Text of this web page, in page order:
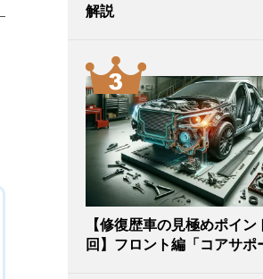
解説
【修復歴車の見極めポイン
回】フロント編「コアサポ